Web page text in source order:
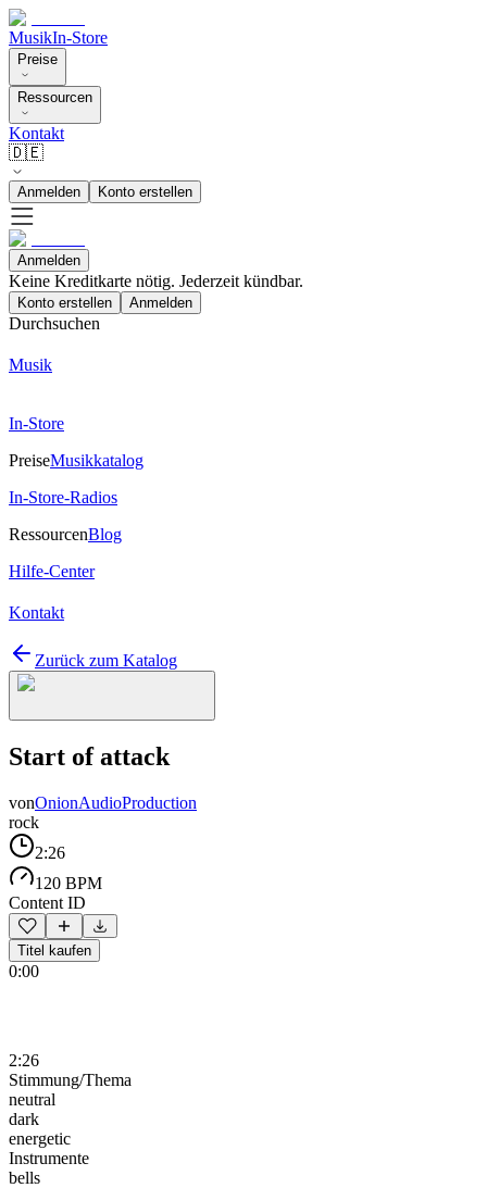
MusikIn-Store
Preise
Ressourcen
Kontakt
🇩🇪
Anmelden Konto erstellen
Anmelden
Keine Kreditkarte nötig. Jederzeit kündbar.
Konto erstellen Anmelden
Durchsuchen
Musik
In-Store
PreiseMusikkatalog
In-Store-Radios
RessourcenBlog
Hilfe-Center
Kontakt
Zurück zum Katalog
Start of attack
vonOnionAudioProduction
rock
2:26
120 BPM
Content ID
Titel kaufen
0:00
2:26
Stimmung/Thema
neutral
dark
energetic
Instrumente
bells